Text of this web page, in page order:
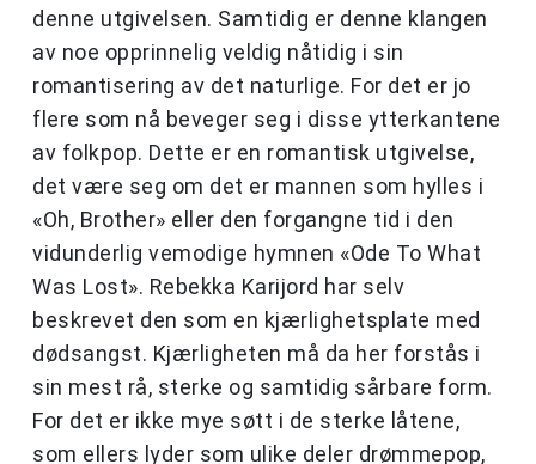
denne utgivelsen. Samtidig er denne klangen
av noe opprinnelig veldig nåtidig i sin
romantisering av det naturlige. For det er jo
flere som nå beveger seg i disse ytterkantene
av folkpop. Dette er en romantisk utgivelse,
det være seg om det er mannen som hylles i
«Oh, Brother» eller den forgangne tid i den
vidunderlig vemodige hymnen «Ode To What
Was Lost». Rebekka Karijord har selv
beskrevet den som en kjærlighetsplate med
dødsangst. Kjærligheten må da her forstås i
sin mest rå, sterke og samtidig sårbare form.
For det er ikke mye søtt i de sterke låtene,
som ellers lyder som ulike deler drømmepop,